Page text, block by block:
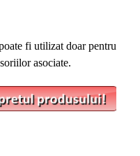
fi utilizat doar pentru
asociate.